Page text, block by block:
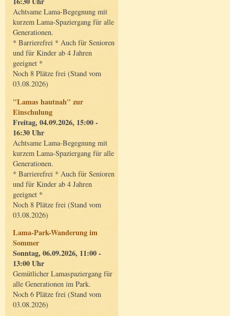
Achtsame Lama-Begegnung mit
kurzem Lama-Spaziergang für alle
Generationen.
* Barrierefrei * Auch für Senioren
und für Kinder ab 4 Jahren
geeignet *
Noch 8 Plätze frei (Stand vom
03.08.2026)
"Lamas hautnah" zur
Einschulung
Freitag, 04.09.2026, 15:00 -
16:30 Uhr
Achtsame Lama-Begegnung mit
kurzem Lama-Spaziergang für alle
Generationen.
* Barrierefrei * Auch für Senioren
und für Kinder ab 4 Jahren
geeignet *
Noch 8 Plätze frei (Stand vom
03.08.2026)
Lama-Park-Wanderung im
Sommer
Sonntag, 06.09.2026, 11:00 -
13:00 Uhr
Gemütlicher Lamaspaziergang für
alle Generationen im Park.
Noch 6 Plätze frei (Stand vom
03.08.2026)